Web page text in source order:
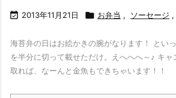
 2013年11月21日  お弁当 , ソーセージ ,
海苔弁の日はお絵かきの腕がなります！ とい
を半分に切って載せただけ。えへへへ～♪ キ
取れば、なーんと金魚もできちゃいます！！